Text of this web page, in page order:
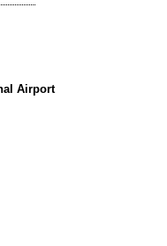
Airport